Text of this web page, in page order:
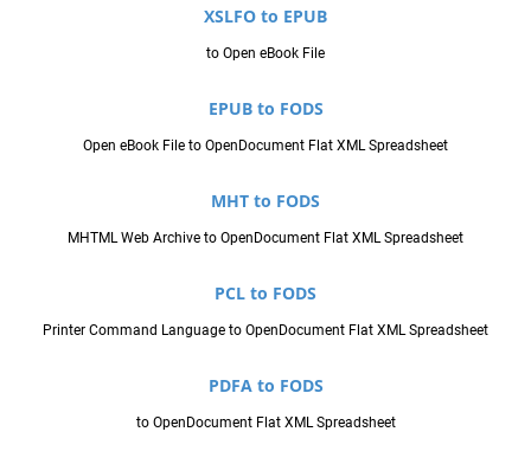
XSLFO to EPUB
to Open eBook File
EPUB to FODS
Open eBook File to OpenDocument Flat XML Spreadsheet
MHT to FODS
MHTML Web Archive to OpenDocument Flat XML Spreadsheet
PCL to FODS
Printer Command Language to OpenDocument Flat XML Spreadsheet
PDFA to FODS
to OpenDocument Flat XML Spreadsheet